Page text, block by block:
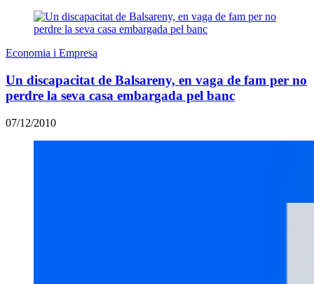
Economia i Empresa
Un discapacitat de Balsareny, en vaga de fam per no
perdre la seva casa embargada pel banc
07/12/2010